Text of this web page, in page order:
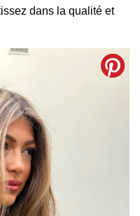
dans la qualité et